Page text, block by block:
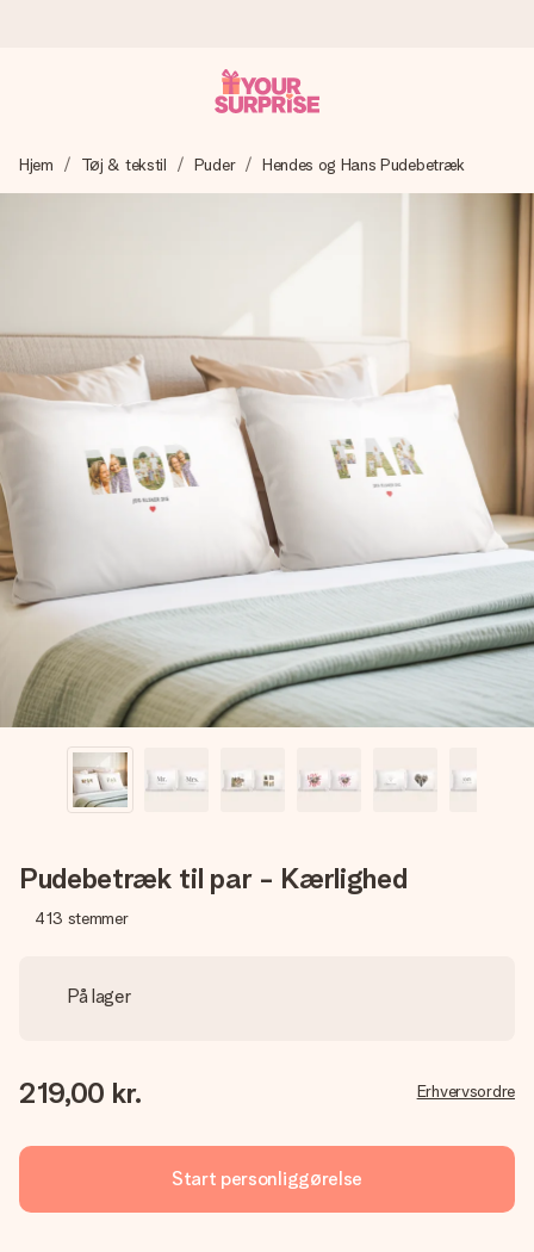
Vi laver din gave med omhu og sender den lynhurtigt – så
du kan give den på det helt rette tidspunkt, når den
Vores gaver inspirerer. Kunderne giver os 4,7 på Google
Reviews.
Gratis kort med hilsen
Lav noget særligt i blot få trin – med hendes navn, et
billede af dig eller en besked, der går lige i hendes hjerte.
Intet besvær men udelukkende en masse kærlighed i
øjeblikket.
Hjem Tøj & tekstil Puder Hendes og Hans Pudebetræk
Pudebetræk til par - Kærlighed
413 stemmer
På lager
219,00 kr. Erhvervsordre
Start personliggørelse